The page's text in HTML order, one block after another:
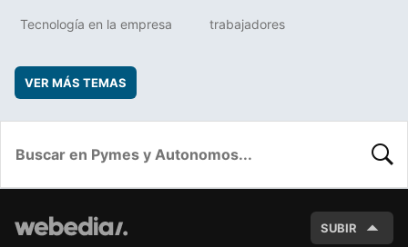
Tecnología en la empresa trabajadores
VER MÁS TEMAS
SUBIR